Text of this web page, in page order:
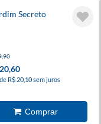
Secreto
R$ 20,10 sem juros